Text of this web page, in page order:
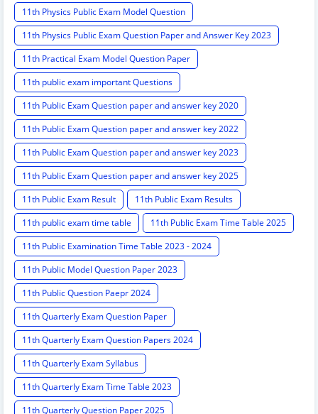
11th Physics Public Exam Model Question
11th Physics Public Exam Question Paper and Answer Key 2023
11th Practical Exam Model Question Paper
11th public exam important Questions
11th Public Exam Question paper and answer key 2020
11th Public Exam Question paper and answer key 2022
11th Public Exam Question paper and answer key 2023
11th Public Exam Question paper and answer key 2025
11th Public Exam Result
11th Public Exam Results
11th public exam time table
11th Public Exam Time Table 2025
11th Public Examination Time Table 2023 - 2024
11th Public Model Question Paper 2023
11th Public Question Paepr 2024
11th Quarterly Exam Question Paper
11th Quarterly Exam Question Papers 2024
11th Quarterly Exam Syllabus
11th Quarterly Exam Time Table 2023
11th Quarterly Question Paper 2025